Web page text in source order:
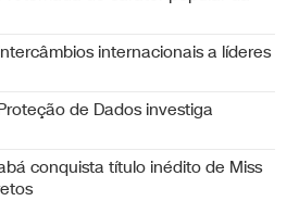
internacionais a líderes
de Dados investiga
conquista título inédito de Miss